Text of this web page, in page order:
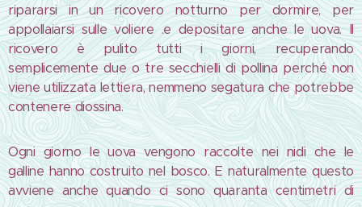
ripararsi in un ricovero notturno per dormire, per
appollaiarsi sulle voliere .e depositare anche le uova. Il
ricovero è pulito tutti i giorni, recuperando
semplicemente due o tre secchielli di pollina perché non
viene utilizzata lettiera, nemmeno segatura che potrebbe
contenere diossina.
Ogni giorno le uova vengono raccolte nei nidi che le
galline hanno costruito nel bosco. E naturalmente questo
avviene anche quando ci sono quaranta centimetri di